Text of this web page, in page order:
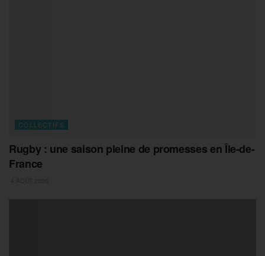
COLLECTIFS
Rugby : une saison pleine de promesses en Île-de-
France